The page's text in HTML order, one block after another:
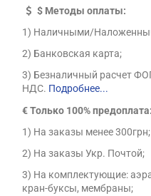
$ Методы оплаты:
1) Наличными/
2) Банковская карта;
3) Безналичный расчет
НДС. Подробнее...
€ Только 100% предоплата:
1) На заказы менее 300грн;
2) На заказы Укр. Почтой;
3) На комплектующие:
кран-буксы, мембраны;